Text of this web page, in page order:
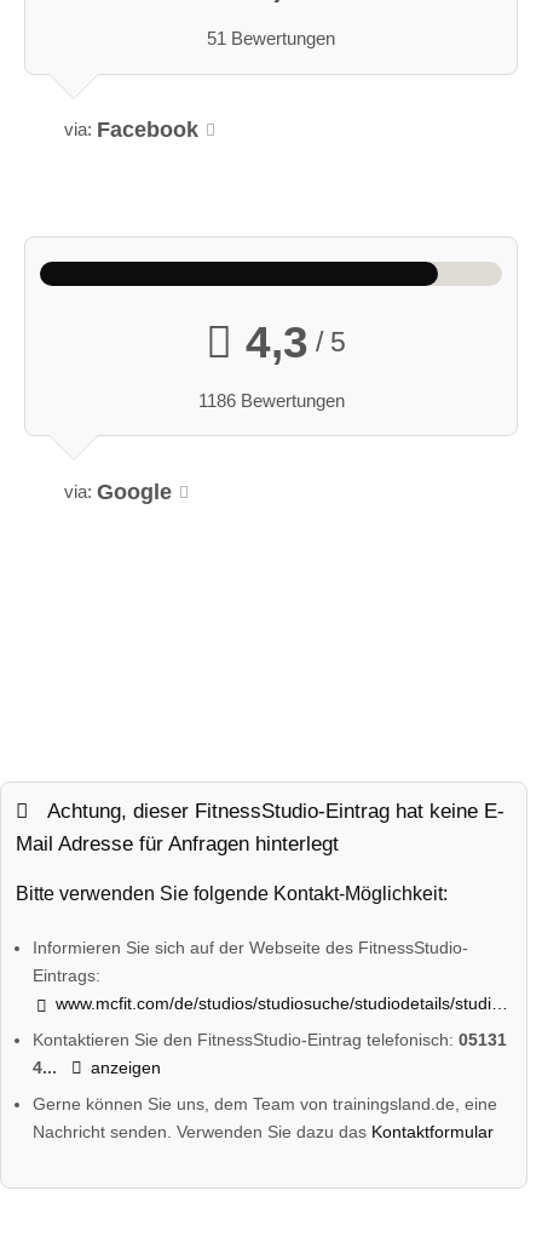
51 Bewertungen
via: Facebook
4,3 / 5
1186 Bewertungen
via: Google
Achtung, dieser FitnessStudio-Eintrag hat keine E-
Mail Adresse für Anfragen hinterlegt
Bitte verwenden Sie folgende Kontakt-Möglichkeit:
Informieren Sie sich auf der Webseite des FitnessStudio-
Eintrags:
www.mcfit.com/de/studios/studiosuche/studiodetails/studio/garbsen/
Kontaktieren Sie den FitnessStudio-Eintrag telefonisch:05131
4...
anzeigen
Gerne können Sie uns, dem Team von trainingsland.de, eine
Nachricht senden. Verwenden Sie dazu das Kontaktformular